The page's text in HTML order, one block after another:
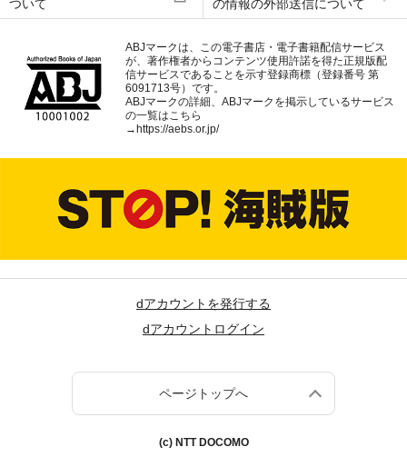
ついて
の情報の外部送信について
ABJマークは、この電子書店・電子書籍配信サービス
が、著作権者からコンテンツ使用許諾を得た正規版配
信サービスであることを示す登録商標（登録番号 第
6091713号）です。
ABJマークの詳細、ABJマークを掲示しているサービス
の一覧はこちら
→ https://aebs.or.jp/
dアカウントを発行する
dアカウントログイン
ページトップへ
(c) NTT DOCOMO